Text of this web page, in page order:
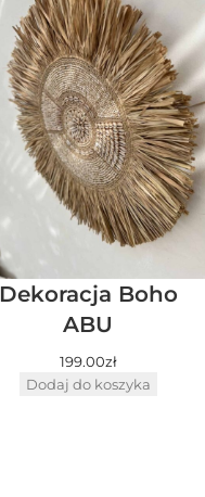
Dekoracja Boho
ABU
199.00zł
Dodaj do koszyka